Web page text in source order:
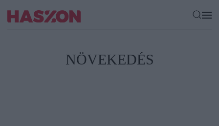
NÖVEKEDÉS